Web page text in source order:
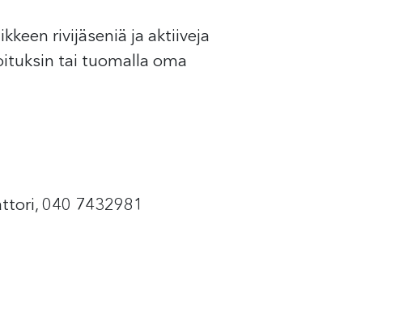
rivijäseniä ja aktiiveja
tai tuomalla oma
040 7432981